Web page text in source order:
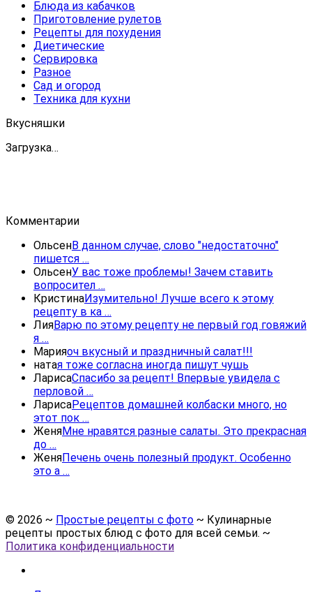
Блюда из кабачков
Приготовление рулетов
Рецепты для похудения
Диетические
Сервировка
Разное
Сад и огород
Техника для кухни
Вкусняшки
Загрузка…
Комментарии
ОльсенВ данном случае, слово "недостаточно"
пишется …
ОльсенУ вас тоже проблемы! Зачем ставить
вопросител …
КристинаИзумительно! Лучше всего к этому
рецепту в ка …
ЛияВарю по этому рецепту не первый год говяжий
я …
Марияоч вкусный и праздничный салат!!!
натая тоже согласна иногда пишут чушь
ЛарисаСпасибо за рецепт! Впервые увидела с
перловой …
ЛарисаРецептов домашней колбаски много, но
этот пок …
ЖеняМне нравятся разные салаты. Это прекрасная
до …
ЖеняПечень очень полезный продукт. Особенно
это а …
© 2026 ~ Простые рецепты с фото ~ Кулинарные
рецепты простых блюд с фото для всей семьи. ~
Политика конфиденциальности